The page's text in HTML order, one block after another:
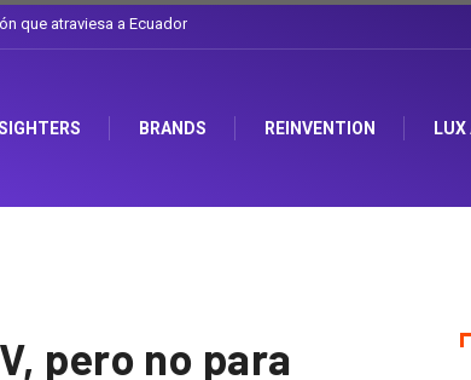
Corporación Favorita
BRANDS REINVENTION LUX
pero no para